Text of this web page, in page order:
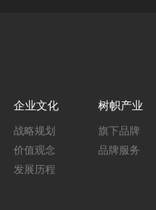
企业文化
战略规划
价值观念
发展历程
树帜产业
旗下品牌
品牌服务